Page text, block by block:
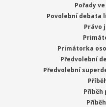
Pořady
Povolební debata
Právo
Primátorka
Předvolební
Předvolební
Příběh